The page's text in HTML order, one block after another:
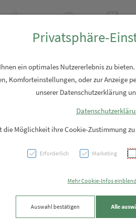
Privatsphäre-
ein optimales Nutzererlebnis zu
Komforteinstellungen, oder zur Anzeige
unserer Datenschutzerklärung
die Möglichkeit ihre Cookie-Zustimmung
Erforderlich Marketing
Mehr Cookie-Infos
Auswahl bestätigen Alle